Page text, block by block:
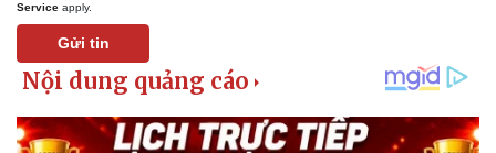
Service apply.
Gửi tin